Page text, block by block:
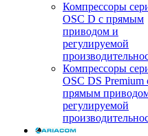
Компрессоры
OSC D с прямым
приводом и
регулируемой
Компрессоры
OSC DS Premium
прямым
регулируемой